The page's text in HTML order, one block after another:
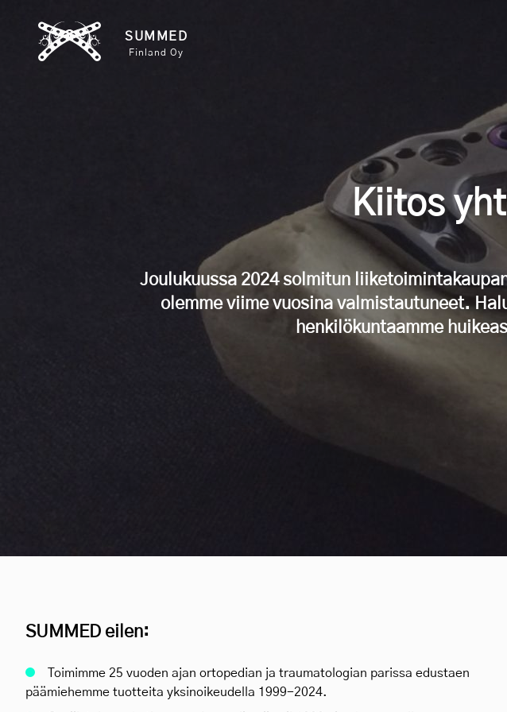
content
SUMMED
Finland Oy
Kiitos
Joulukuussa 2024 solmitun
olemme viime vuosina valmistautuneet.
henkilökuntaamme
SUMMED eilen:
Toimimme 25 vuoden ajan ortopedian ja traumatologian parissa edustaen
päämiehemme tuotteita yksinoikeudella 1999-2024.